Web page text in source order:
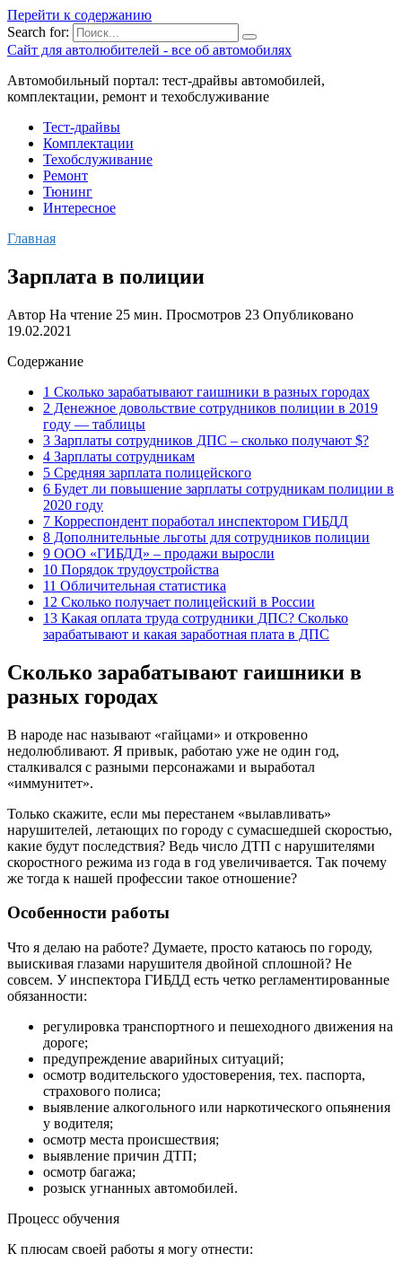
Перейти к содержанию
Search for:
Сайт для автолюбителей - все об автомобилях
Автомобильный портал: тест-драйвы автомобилей,
комплектации, ремонт и техобслуживание
Тест-драйвы
Комплектации
Техобслуживание
Ремонт
Тюнинг
Интересное
Главная
Зарплата в полиции
Автор На чтение 25 мин. Просмотров 23 Опубликовано
19.02.2021
Содержание
1 Сколько зарабатывают гаишники в разных городах
2 Денежное довольствие сотрудников полиции в 2019
году — таблицы
3 Зарплаты сотрудников ДПС – сколько получают $?
4 Зарплаты сотрудникам
5 Средняя зарплата полицейского
6 Будет ли повышение зарплаты сотрудникам полиции в
2020 году
7 Корреспондент поработал инспектором ГИБДД
8 Дополнительные льготы для сотрудников полиции
9 ООО «ГИБДД» – продажи выросли
10 Порядок трудоустройства
11 Обличительная статистика
12 Сколько получает полицейский в России
13 Какая оплата труда сотрудники ДПС? Сколько
зарабатывают и какая заработная плата в ДПС
Сколько зарабатывают гаишники в
разных городах
В народе нас называют «гайцами» и откровенно
недолюбливают. Я привык, работаю уже не один год,
сталкивался с разными персонажами и выработал
«иммунитет».
Только скажите, если мы перестанем «вылавливать»
нарушителей, летающих по городу с сумасшедшей скоростью,
какие будут последствия? Ведь число ДТП с нарушителями
скоростного режима из года в год увеличивается. Так почему
же тогда к нашей профессии такое отношение?
Особенности работы
Что я делаю на работе? Думаете, просто катаюсь по городу,
выискивая глазами нарушителя двойной сплошной? Не
совсем. У инспектора ГИБДД есть четко регламентированные
обязанности:
регулировка транспортного и пешеходного движения на
дороге;
предупреждение аварийных ситуаций;
осмотр водительского удостоверения, тех. паспорта,
страхового полиса;
выявление алкогольного или наркотического опьянения
у водителя;
осмотр места происшествия;
выявление причин ДТП;
осмотр багажа;
розыск угнанных автомобилей.
Процесс обучения
К плюсам своей работы я могу отнести: